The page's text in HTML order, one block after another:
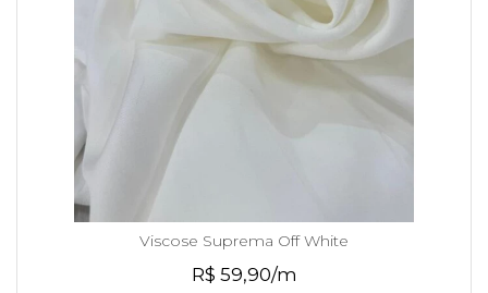
Viscose Suprema Off White
R$ 59,90/m